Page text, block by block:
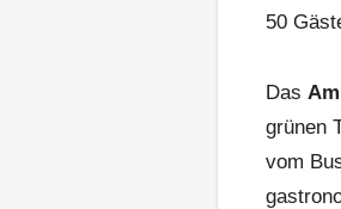
50
Das
grünen
vom